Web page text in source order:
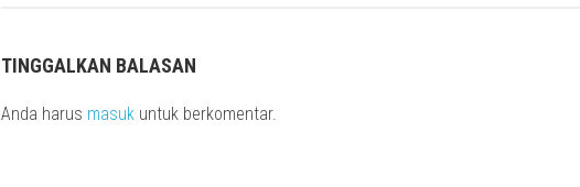
TINGGALKAN BALASAN
Anda harus masuk untuk berkomentar.